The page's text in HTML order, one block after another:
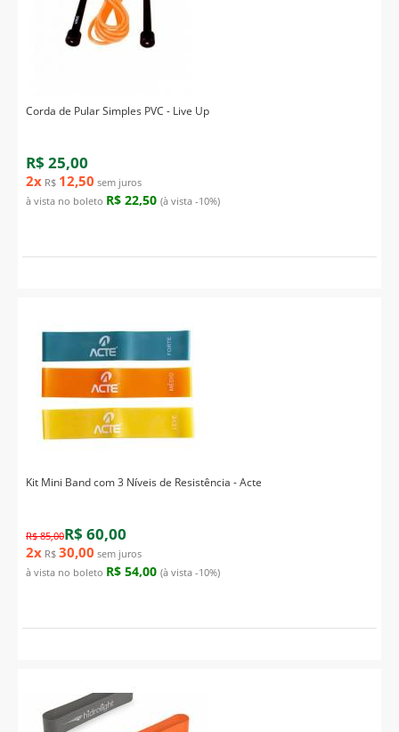
Corda de Pular Simples PVC - Live Up
R$ 25,00
2x R$ 12,50 sem juros
à vista no boleto R$ 22,50 (à vista -10%)
Kit Mini Band com 3 Níveis de Resistência - Acte
R$ 85,00R$ 60,00
2x R$ 30,00 sem juros
à vista no boleto R$ 54,00 (à vista -10%)